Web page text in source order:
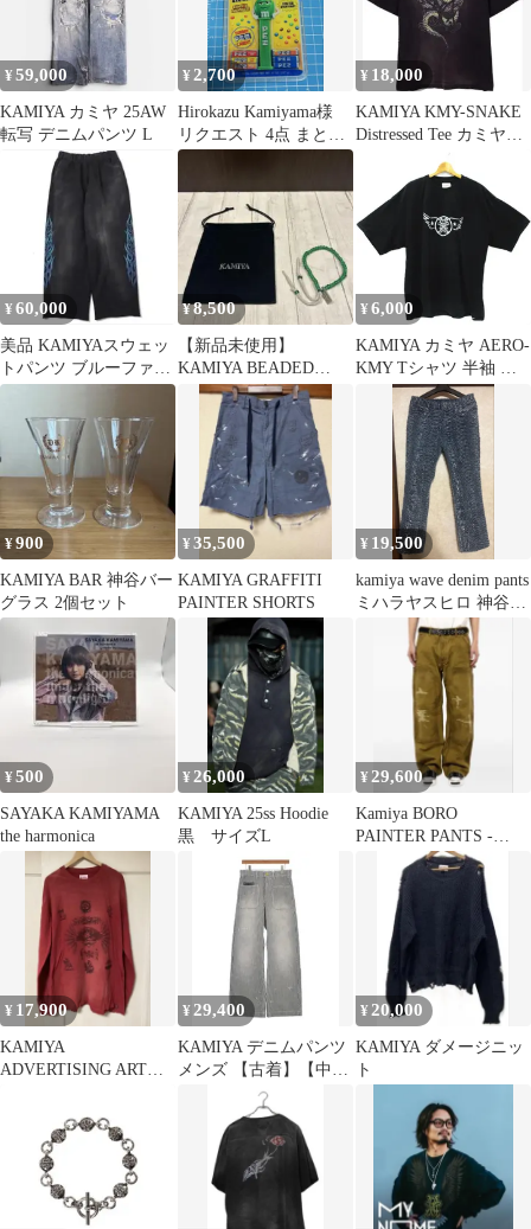
¥59,000
KAMIYA カミヤ 25AW
転写 デニムパンツ L
¥ 2,700
Hirokazu Kamiyama様
リクエスト 4点 まとめ
商品
¥ 18,000
KAMIYA KMY-SNAKE
Distressed Tee カミヤ
¥ 60,000
美品 KAMIYAスウェッ
トパンツ ブルーファイ
ヤーパターン ブラッ
¥8,500
【新品未使用】
KAMIYA BEADED
BRACELET GREEN
¥ 6,000
KAMIYA カミヤ AERO-
KMY Tシャツ 半袖 ブ
ラック メンズ L
G16TS097 M0001-08-
0707①
¥900
KAMIYA BAR 神谷バー
グラス 2個セット
¥35,500
KAMIYA GRAFFITI
PAINTER SHORTS
¥ 19,500
kamiya wave denim pants
ミハラヤスヒロ 神谷
Sサイズ
¥500
SAYAKA KAMIYAMA
the harmonica
¥ 26,000
KAMIYA 25ss Hoodie
黒 サイズL
¥ 29,600
Kamiya BORO
PAINTER PANTS -
¥ 17,900
KAMIYA
ADVERTISING ART
¥ 29,400
KAMIYA デニムパンツ
メンズ 【古着】【中
古】【送料無料】
¥ 20,000
KAMIYA ダメージニッ
ト